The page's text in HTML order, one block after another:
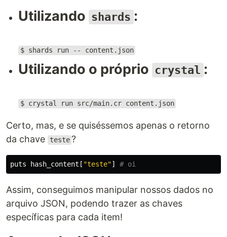
Utilizando shards :
$ shards run -- content.json
Utilizando o próprio crystal :
$ crystal run src/main.cr content.json
Certo, mas, e se quiséssemos apenas o retorno
da chave
teste ?
puts hash_content [ "teste"] # oi
Assim, conseguimos manipular nossos dados no
arquivo JSON, podendo trazer as chaves
específicas para cada item!